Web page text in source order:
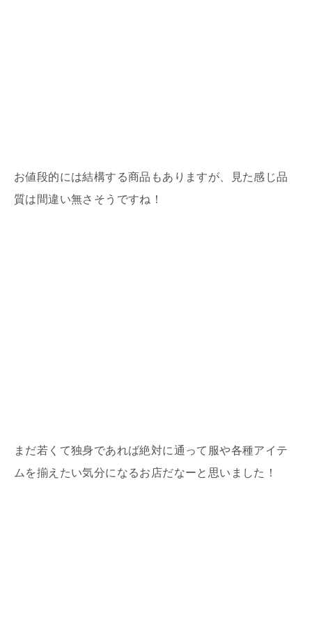
お値段的には結構する商品もありますが、見た感じ品
質は間違い無さそうですね！
まだ若くて独身であれば絶対に通って服や各種アイテ
ムを揃えたい気分になるお店だなーと思いました！